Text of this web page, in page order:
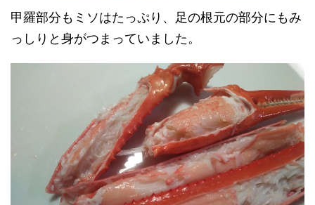
甲羅部分もミソはたっぷり、足の根元の部分にもみ
っしりと身がつまっていました。